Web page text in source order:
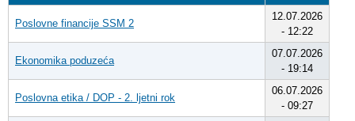
Poslovne financije SSM 2
12.07.2026
- 12:22
Ekonomika poduzeća
07.07.2026
- 19:14
Poslovna etika / DOP - 2. ljetni rok
06.07.2026
- 09:27